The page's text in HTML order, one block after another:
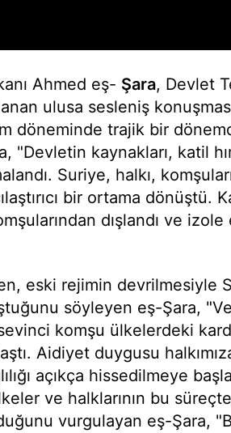
Ahmed eş- Şara, Devlet
ulusa sesleniş
döneminde trajik bir
"Devletin kaynakları, katil
Suriye, halkı,
bir ortama dönüştü.
dışlandı ve
eski rejimin devrilmesiyle
söyleyen eş-Şara,
komşu ülkelerdeki
Aidiyet duygusu
açıkça hissedilmeye
ve halklarının bu
vurgulayan eş-Şara,